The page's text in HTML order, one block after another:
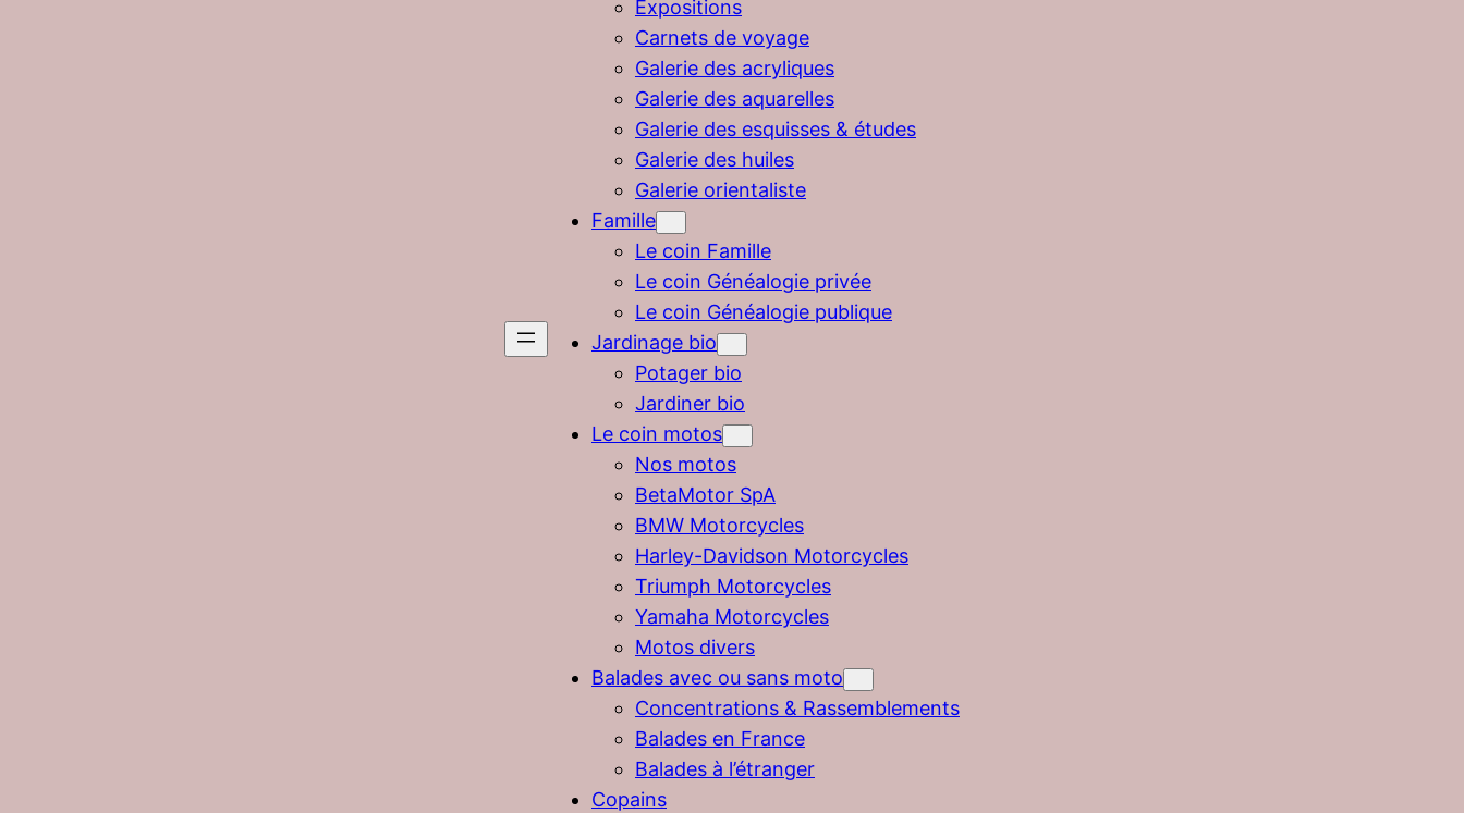
Expositions
Carnets de voyage
Galerie des acryliques
Galerie des aquarelles
Galerie des esquisses & études
Galerie des huiles
Galerie orientaliste
Famille
Le coin Famille
Le coin Généalogie privée
Le coin Généalogie publique
Jardinage bio
Potager bio
Jardiner bio
Le coin motos
Nos motos
BetaMotor SpA
BMW Motorcycles
Harley-Davidson Motorcycles
Triumph Motorcycles
Yamaha Motorcycles
Motos divers
Balades avec ou sans moto
Concentrations & Rassemblements
Balades en France
Balades à l’étranger
Copains